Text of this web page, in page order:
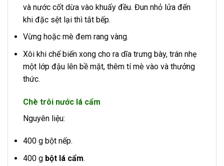
và nước cốt dừa vào khuấy đều. Đun nhỏ lửa đến
khi đặc sệt lại thì tắt bếp.
Vừng hoặc mè đem rang vàng.
Xôi khi chế biến xong cho ra dĩa trưng bày, trán nhẹ
một lớp đậu lên bề mặt, thêm tí mè vào và thưởng
thức.
Chè trôi nước lá cẩm
Nguyên liệu:
400 g bột nếp.
400 g bột lá cẩm.